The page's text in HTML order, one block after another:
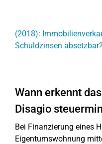
(2018):
Schuldzinsen absetzbar?
Wann erkennt
Disagio
Bei Finanzierung eines
Eigentumswohnung